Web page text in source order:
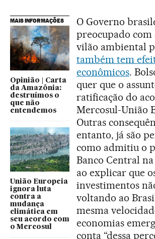
MAIS INFORMAÇÕES
Opinião | Carta
da Amazônia:
destruímos o
que não
entendemos
União Europeia
ignora luta
contra a
mudança
climática em
seu acordo com
o Mercosul
O Governo
preocupado com
vilão ambiental
também tem
econômicos.
quer que o
ratificação do
Mercosul-União
Outras
entanto, já são
como admitiu o
Banco Central
ao explicar que
investimentos
voltando ao
mesma
economias
conta “dessa